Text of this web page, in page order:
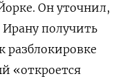
Он уточнил,
получить
разблокировке
«откроется